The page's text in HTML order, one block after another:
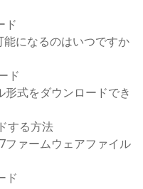
ド
能になるのはいつですか
ド
式をダウンロードでき
する方法
ファームウェアファイル
ド